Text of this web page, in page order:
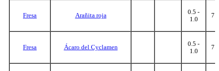
Fresa Arañita roja
0.5 -
1.0
7
Fresa Ácaro del Cyclamen
0.5 -
1.0
7